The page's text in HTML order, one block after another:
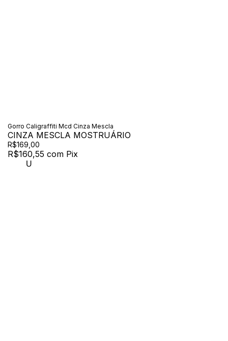
Gorro Caligraffiti Mcd Cinza Mescla
CINZA MESCLA MOSTRUÁRIO
R$169,00
R$160,55 com Pix
U